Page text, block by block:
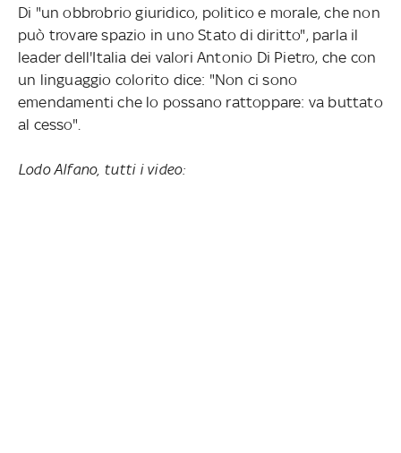
Di "un obbrobrio giuridico, politico e morale, che non
può trovare spazio in uno Stato di diritto", parla il
leader dell'Italia dei valori Antonio Di Pietro, che con
un linguaggio colorito dice: "Non ci sono
emendamenti che lo possano rattoppare: va buttato
al cesso".
Lodo Alfano, tutti i video: